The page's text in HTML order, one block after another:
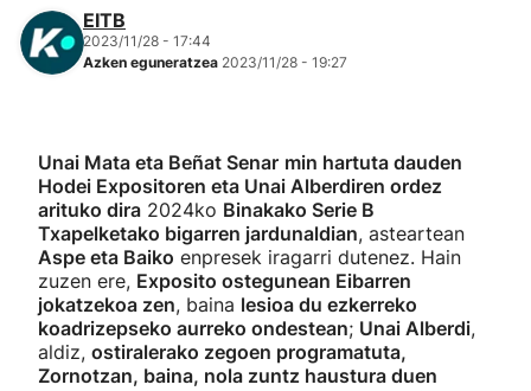
EITB
2023/11/28 - 17:44
Azken eguneratzea 2023/11/28 - 19:27
Unai Mata eta Beñat Senar min hartuta dauden
Hodei Expositoren eta Unai Alberdiren ordez
arituko dira 2024ko Binakako Serie B
Txapelketako bigarren jardunaldian, asteartean
Aspe eta Baiko enpresek iragarri dutenez. Hain
zuzen ere, Exposito ostegunean Eibarren
jokatzekoa zen, baina lesioa du ezkerreko
koadrizepseko aurreko ondestean; Unai Alberdi,
aldiz, ostiralerako zegoen programatuta,
Zornotzan, baina, nola zuntz haustura duen